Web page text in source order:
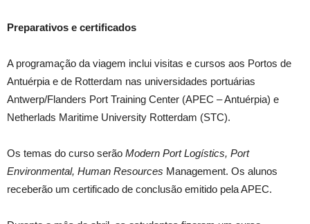
Preparativos e certificados
A programação da viagem inclui visitas e cursos aos Portos de
Antuérpia e de Rotterdam nas universidades portuárias
Antwerp/Flanders Port Training Center (APEC – Antuérpia) e
Netherlads Maritime University Rotterdam (STC).
Os temas do curso serão Modern Port Logístics, Port
Environmental, Human Resources Management. Os alunos
receberão um certificado de conclusão emitido pela APEC.